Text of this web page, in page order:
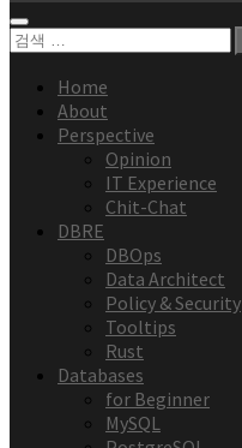
검
Home
About
Perspective
Opinion
IT Experience
Chit-Chat
DBRE
DBOps
Data Architect
Policy & Security
Tooltips
Rust
Databases
for Beginner
MySQL